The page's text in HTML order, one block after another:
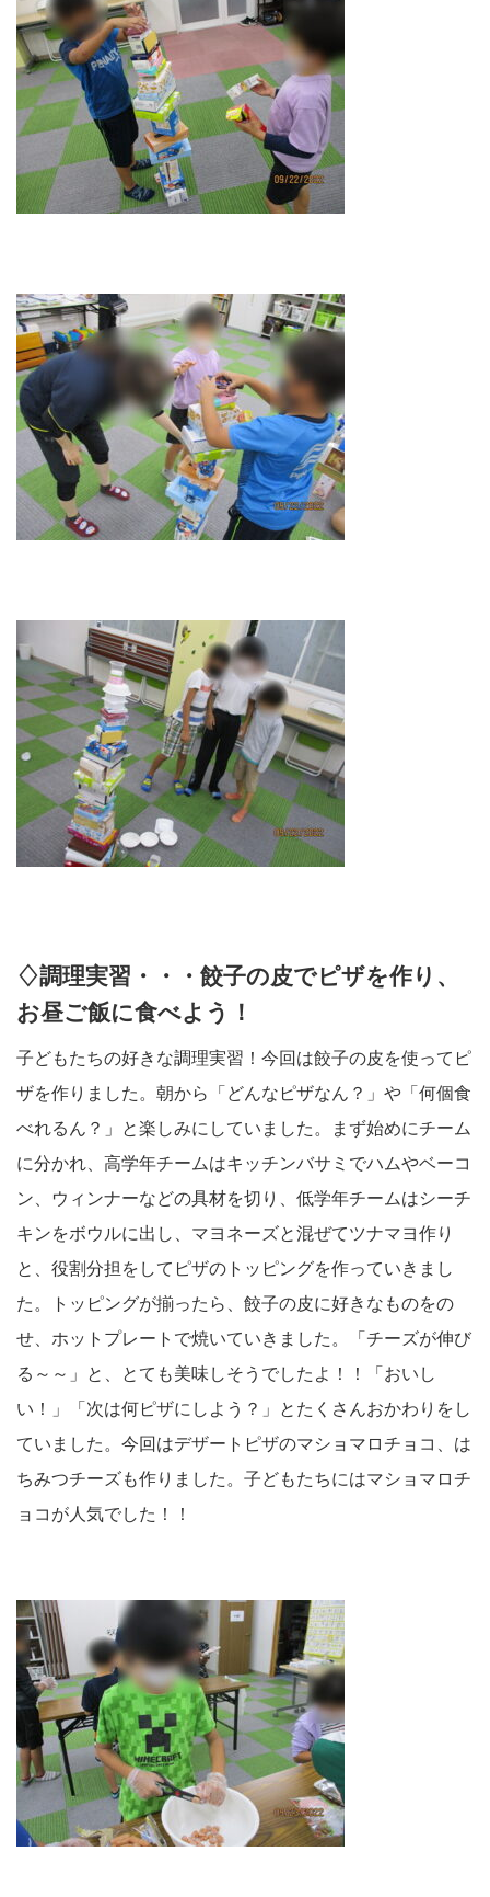
♢調理実習・・・餃子の皮でピザを作り、
お昼ご飯に食べよう！
子どもたちの好きな調理実習！今回は餃子の皮を使ってピ
ザを作りました。朝から「どんなピザなん？」や「何個食
べれるん？」と楽しみにしていました。まず始めにチーム
に分かれ、高学年チームはキッチンバサミでハムやベーコ
ン、ウィンナーなどの具材を切り、低学年チームはシーチ
キンをボウルに出し、マヨネーズと混ぜてツナマヨ作り
と、役割分担をしてピザのトッピングを作っていきまし
た。トッピングが揃ったら、餃子の皮に好きなものをの
せ、ホットプレートで焼いていきました。「チーズが伸び
る～～」と、とても美味しそうでしたよ！！「おいし
い！」「次は何ピザにしよう？」とたくさんおかわりをし
ていました。今回はデザートピザのマショマロチョコ、は
ちみつチーズも作りました。子どもたちにはマショマロチ
ョコが人気でした！！